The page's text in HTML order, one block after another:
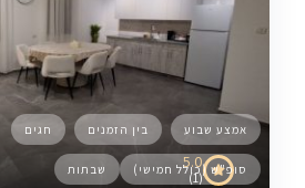
5.0
(1)
אמצע שבוע בין הזמנים חגים
סופ"ש (כולל חמישי) שבתות